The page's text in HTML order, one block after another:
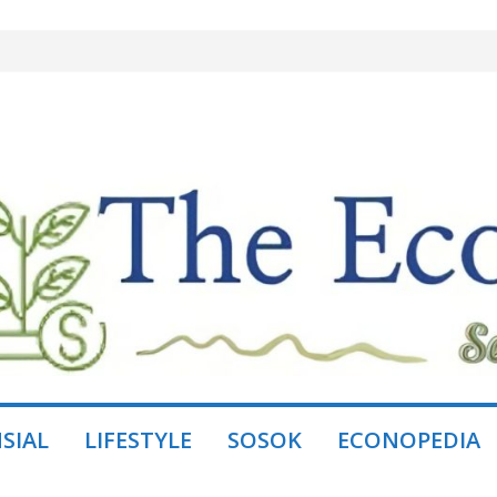
Bukan
Borong Kembali
Jaya, Mitra
LIFESTYLE SOSOK ECONOPEDIA